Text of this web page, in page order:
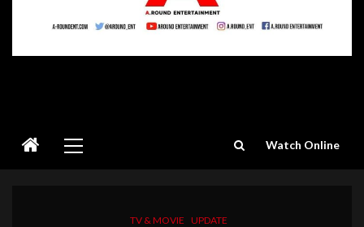
Menu
Watch Online
TV & MOVIE UPDATE